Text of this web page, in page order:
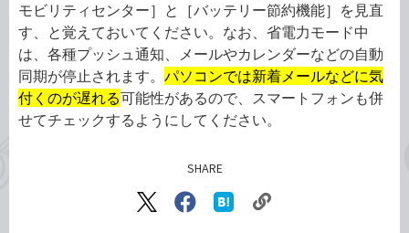
モビリティセンター］と［バッテリー節約機能］を見直
す、と覚えておいてください。なお、省電力モード中
は、各種プッシュ通知、メールやカレンダーなどの自動
同期が停止されます。 パソコンでは新着メールなどに気
付くのが遅れる可能性があるので、スマートフォンも併
せてチェックするようにしてください。
SHARE
X（旧
Facebook